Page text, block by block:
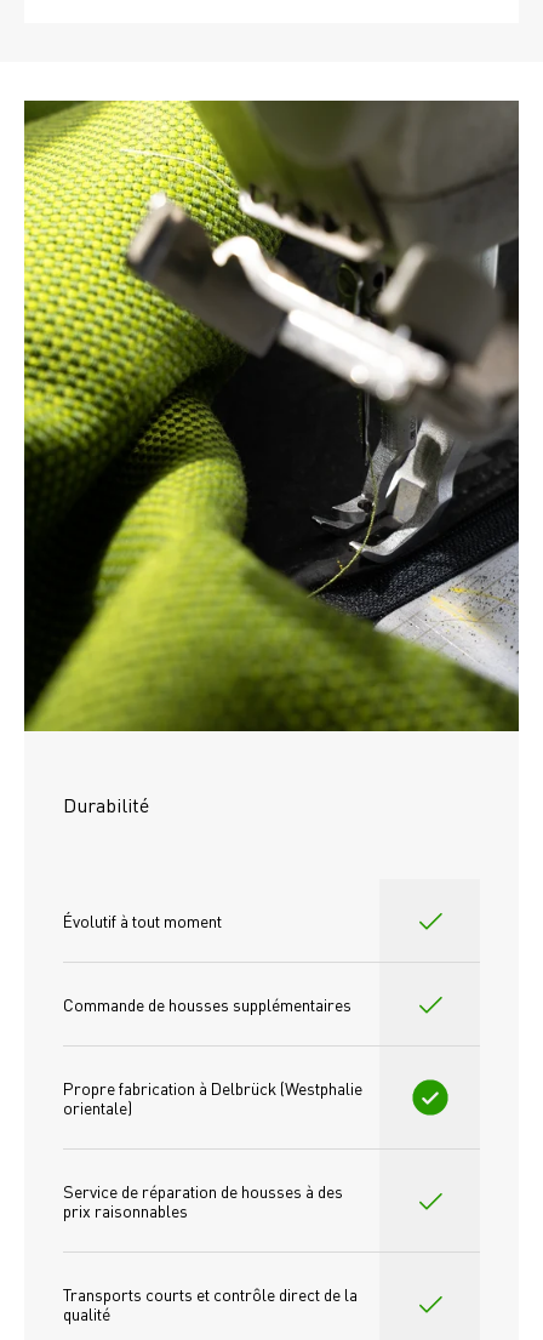
Durabilité
Évolutif à tout moment
Commande de housses supplémentaires
Propre fabrication à Delbrück (Westphalie
orientale)
Service de réparation de housses à des
prix raisonnables
Transports courts et contrôle direct de la
qualité